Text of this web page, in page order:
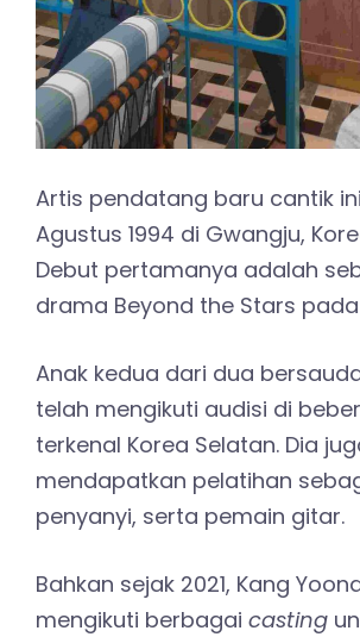
Artis pendatang baru cantik
Agustus 1994 di Gwangju,
Debut pertamanya adalah
drama Beyond the Stars
Anak kedua dari dua
telah mengikuti audisi di
terkenal Korea Selatan. Dia
mendapatkan pelatihan
penyanyi, serta pemain gitar.
Bahkan sejak 2021, Kang
mengikuti berbagai casting